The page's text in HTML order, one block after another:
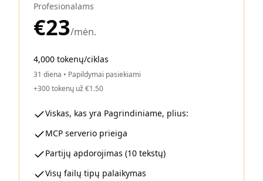
Profesionalams
€23/mėn.
4,000 tokenų/ciklas
31 diena • Papildymai pasiekiami
+300 tokenų už €1.50
Viskas, kas yra Pagrindiniame, plius:
MCP serverio prieiga
Partijų apdorojimas (10 tekstų)
Visų failų tipų palaikymas